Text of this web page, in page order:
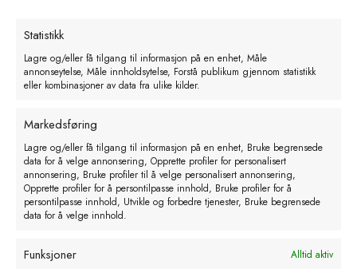
Statistikk
Lagre og/eller få tilgang til informasjon på en enhet, Måle
annonseytelse, Måle innholdsytelse, Forstå publikum gjennom statistikk
eller kombinasjoner av data fra ulike kilder.
Markedsføring
Lagre og/eller få tilgang til informasjon på en enhet, Bruke begrensede
data for å velge annonsering, Opprette profiler for personalisert
annonsering, Bruke profiler til å velge personalisert annonsering,
Opprette profiler for å persontilpasse innhold, Bruke profiler for å
persontilpasse innhold, Utvikle og forbedre tjenester, Bruke begrensede
data for å velge innhold.
Funksjoner
Alltid aktiv